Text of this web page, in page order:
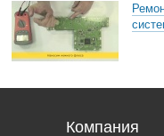
Компания